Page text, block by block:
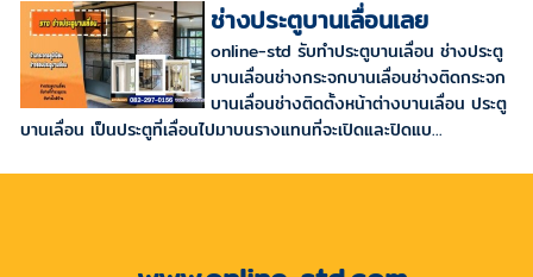
ช่างประตูบานเลื่อนเลย
online-std รับทำประตูบานเลื่อน ช่างประตู
บานเลื่อนช่างกระจกบานเลื่อนช่างติดกระจก
บานเลื่อนช่างติดตั้งหน้าต่างบานเลื่อน ประตู
บานเลื่อน เป็นประตูที่เลื่อนไปมาบนรางแทนที่จะเปิดและปิดแบ...